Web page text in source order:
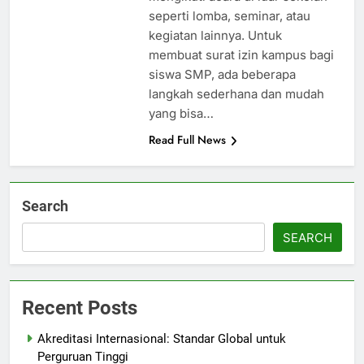
seperti lomba, seminar, atau
kegiatan lainnya. Untuk
membuat surat izin kampus bagi
siswa SMP, ada beberapa
langkah sederhana dan mudah
yang bisa…
Read Full News
Search
SEARCH
Recent Posts
Akreditasi Internasional: Standar Global untuk
Perguruan Tinggi